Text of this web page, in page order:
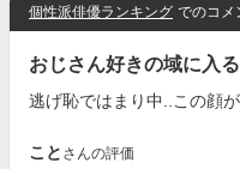
個性派俳優ランキング でのコメ
おじさん好きの域に入
逃げ恥ではまり中..この顔
こと さんの評価